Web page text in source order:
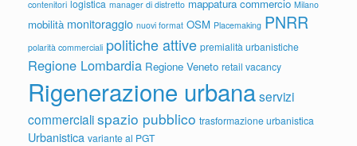
contenitori logistica manager di distretto mappatura commercio Milano
mobilità monitoraggio nuovi format OSM Placemaking PNRR
polarità commerciali politiche attive premialità urbanistiche
Regione Lombardia Regione Veneto retail vacancy
Rigenerazione urbanaservizi
commercialispazio pubblico trasformazione urbanistica
Urbanistica variante al PGT